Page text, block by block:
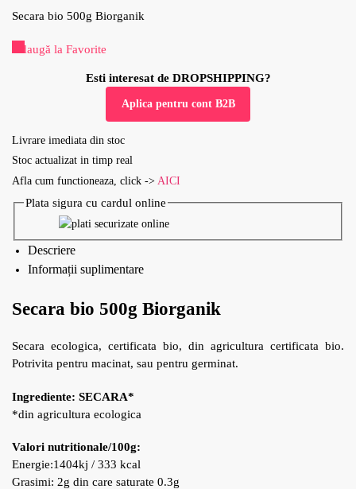
Secara bio 500g Biorganik
Adaugă la Favorite
Esti interesat de DROPSHIPPING?
Aplica pentru cont B2B
Livrare imediata din stoc
Stoc actualizat in timp real
Afla cum functioneaza, click -> AICI
Plata sigura cu cardul online
Descriere
Informații suplimentare
Secara bio 500g Biorganik
Secara ecologica, certificata bio, din agricultura certificata bio.
Potrivita pentru macinat, sau pentru germinat.
Ingrediente: SECARA*
*din agricultura ecologica
Valori nutritionale/100g:
Energie:1404kj / 333 kcal
Grasimi: 2g din care saturate 0.3g